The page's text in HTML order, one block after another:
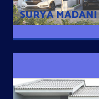
SURYA